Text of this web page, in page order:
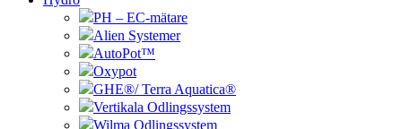
PH – EC-mätare
Alien Systemer
AutoPot™
Oxypot
GHE®/ Terra Aquatica®
Vertikala Odlingssystem
Wilma Odlingssystem